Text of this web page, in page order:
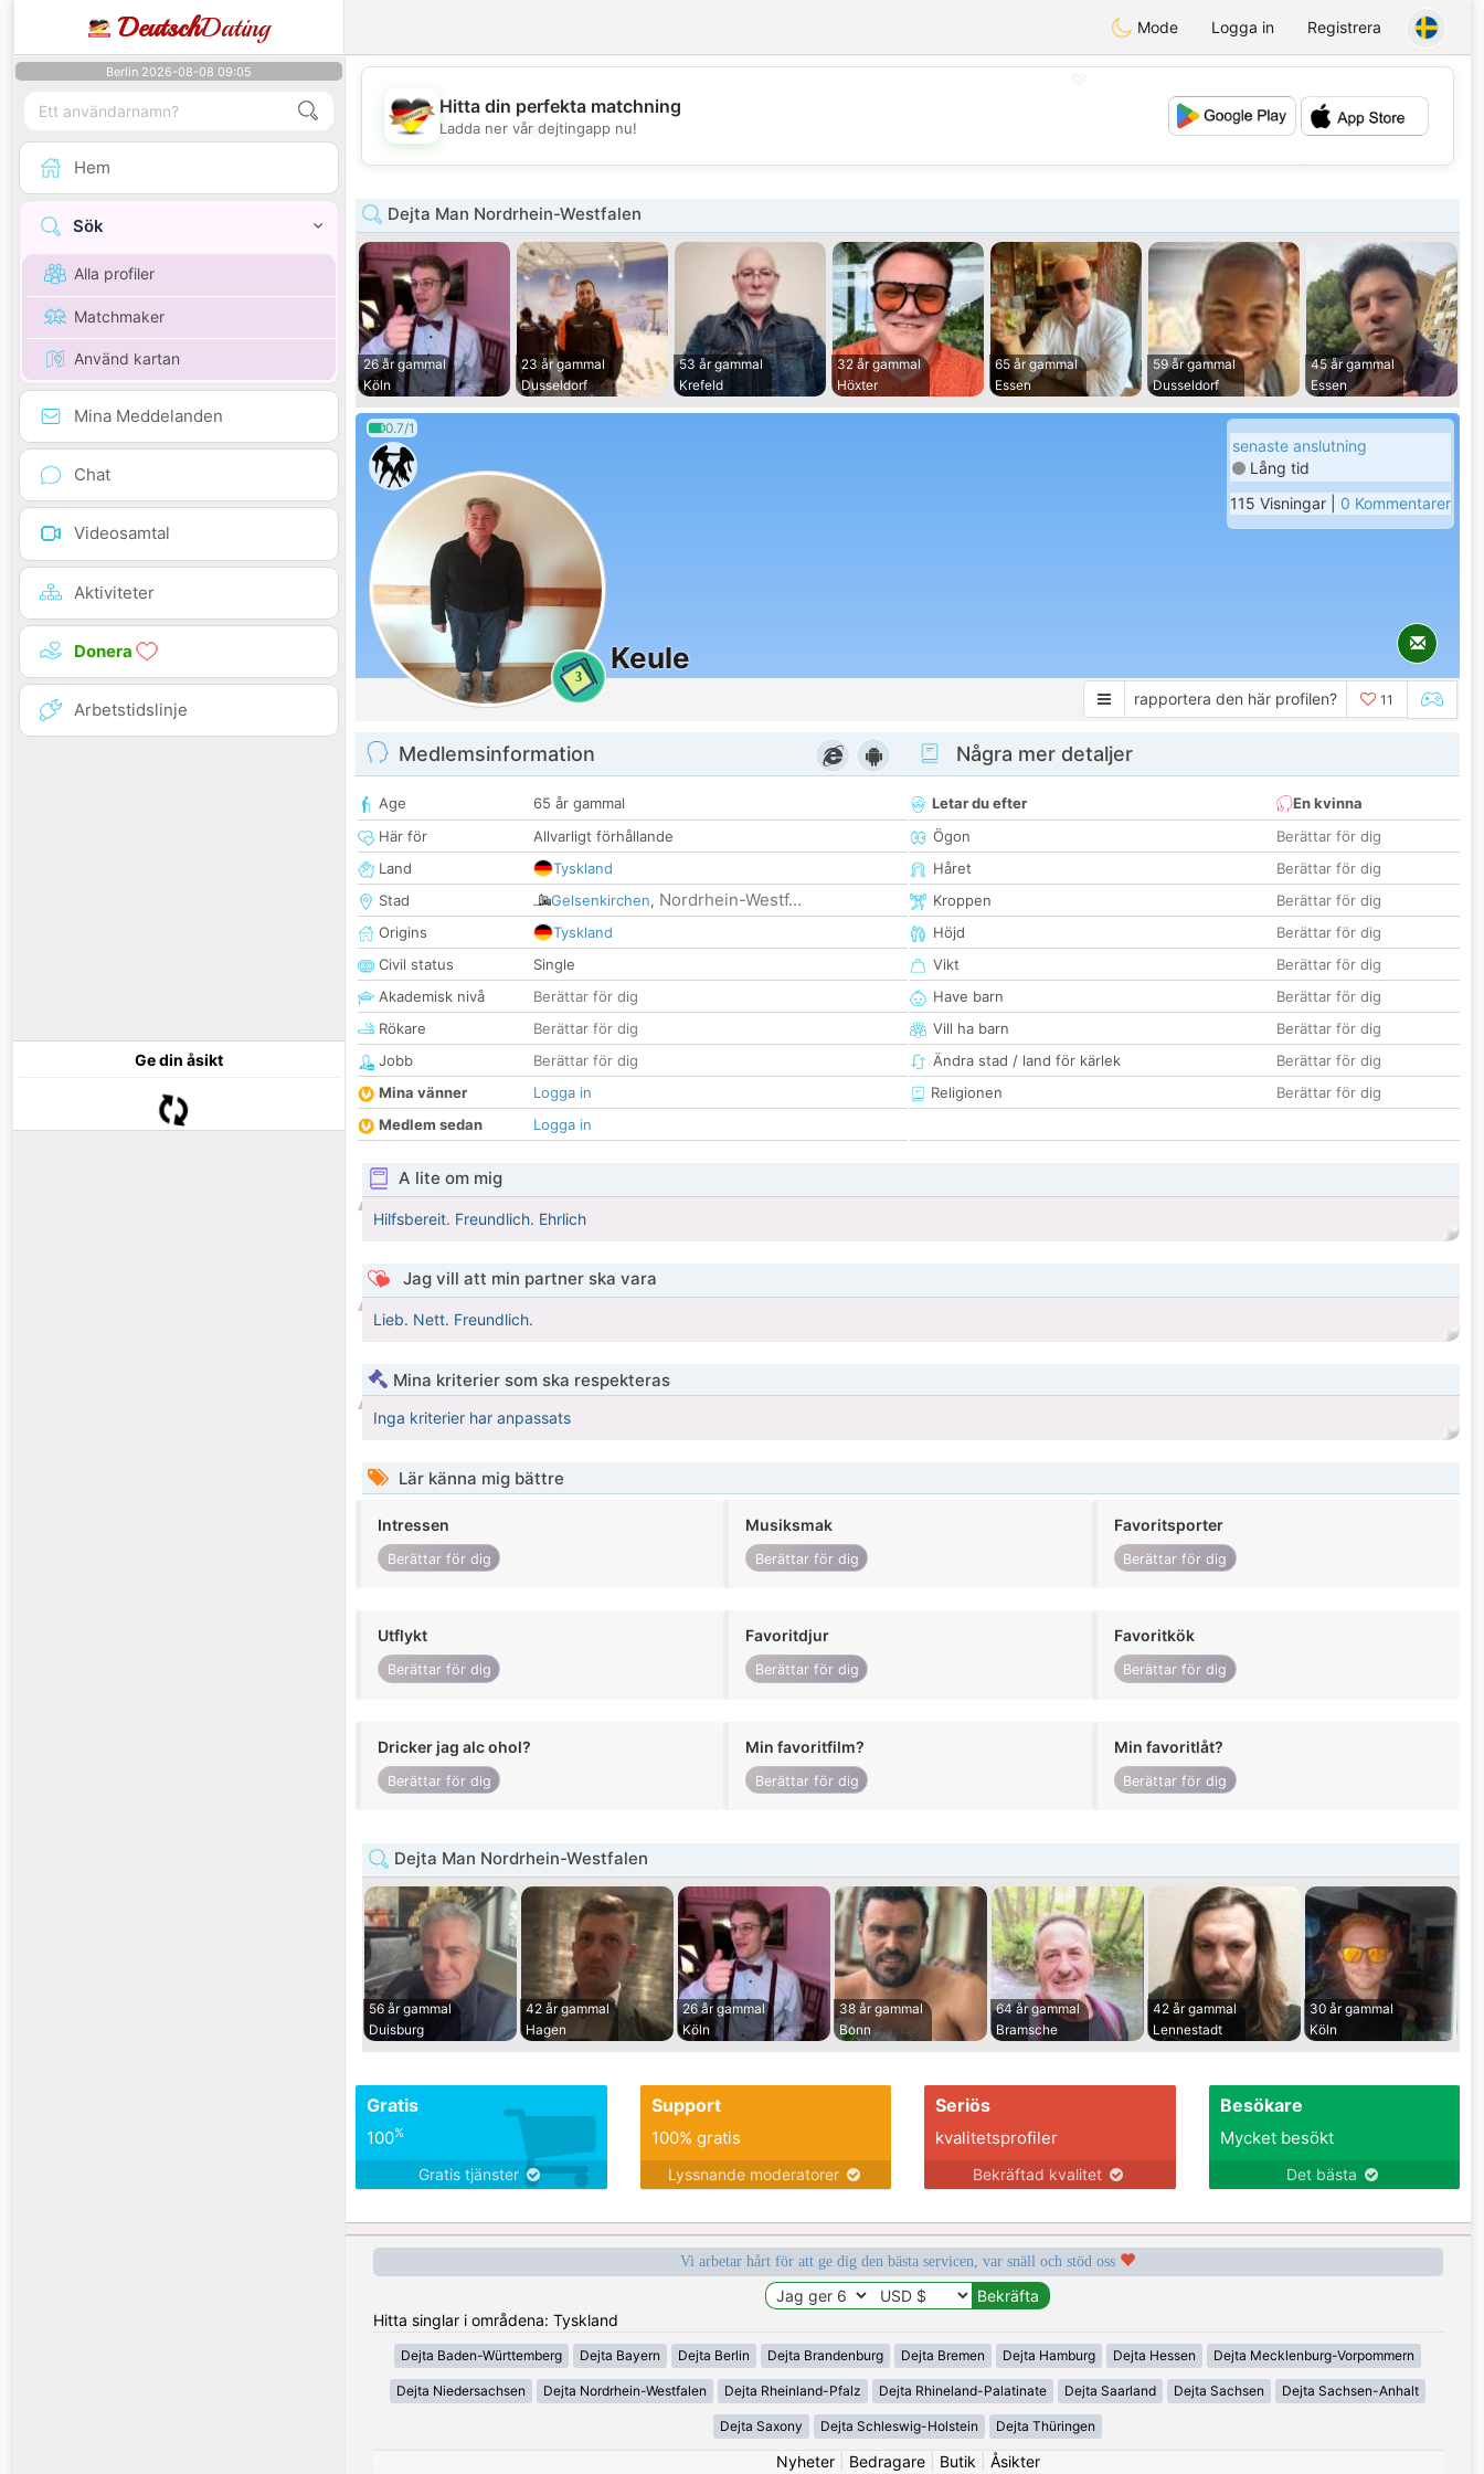
DeutschDating Mode Logga in Registrera
Berlin 2026-08-08 09:05
Hem
Sök
Alla profiler
Matchmaker
Använd kartan
Mina Meddelanden
Chat
Videosamtal
Aktiviteter
Donera
Arbetstidslinje
Ge din åsikt
💖
💕
Hitta din perfekta matchning
Ladda ner vår dejtingapp nu!
Dejta Man Nordrhein-Westfalen
26 år gammal
Köln
23 år gammal
Dusseldorf
53 år gammal
Krefeld
32 år gammal
Höxter
65 år gammal
Essen
59 år gammal
Dusseldorf
45 år gammal
Essen
0.7/1
3
Keule
senaste anslutning
Lång tid
115 Visningar | 0 Kommentarer
rapportera den här profilen? 11
Medlemsinformation
Age
65 år gammal
Här för
Allvarligt förhållande
Land
Tyskland
Stad
Gelsenkirchen, Nordrhein-Westf...
Origins
Tyskland
Civil status
Single
Akademisk nivå
Berättar för dig
Rökare
Berättar för dig
Jobb
Berättar för dig
Mina vänner
Logga in
Medlem sedan
Logga in
Några mer detaljer
Letar du efter
En kvinna
Ögon
Berättar för dig
Håret
Berättar för dig
Kroppen
Berättar för dig
Höjd
Berättar för dig
Vikt
Berättar för dig
Have barn
Berättar för dig
Vill ha barn
Berättar för dig
Ändra stad / land för kärlek
Berättar för dig
Religionen
Berättar för dig
A lite om mig
Hilfsbereit. Freundlich. Ehrlich
Jag vill att min partner ska vara
Lieb. Nett. Freundlich.
Mina kriterier som ska respekteras
Inga kriterier har anpassats
Lär känna mig bättre
Intressen
Berättar för dig
Musiksmak
Berättar för dig
Favoritsporter
Berättar för dig
Utflykt
Berättar för dig
Favoritdjur
Berättar för dig
Favoritkök
Berättar för dig
Dricker jag alc ohol?
Berättar för dig
Min favoritfilm?
Berättar för dig
Min favoritlåt?
Berättar för dig
Dejta Man Nordrhein-Westfalen
56 år gammal
Duisburg
42 år gammal
Hagen
26 år gammal
Köln
38 år gammal
Bonn
64 år gammal
Bramsche
42 år gammal
Lennestadt
30 år gammal
Köln
Gratis
100%
Gratis tjänster
Support
100% gratis
Lyssnande moderatorer
Seriös
kvalitetsprofiler
Bekräftad kvalitet
Besökare
Mycket besökt
Det bästa
Vi arbetar hårt för att ge dig den bästa servicen, var snäll och stöd oss
Hitta singlar i områdena: Tyskland
Dejta Baden-Württemberg Dejta Bayern Dejta Berlin Dejta Brandenburg Dejta Bremen Dejta Hamburg Dejta Hessen Dejta Mecklenburg-Vorpommern
Dejta Niedersachsen Dejta Nordrhein-Westfalen Dejta Rheinland-Pfalz Dejta Rhineland-Palatinate Dejta Saarland Dejta Sachsen Dejta Sachsen-Anhalt
Dejta Saxony Dejta Schleswig-Holstein Dejta Thüringen
Nyheter| Bedragare| Butik Åsikter